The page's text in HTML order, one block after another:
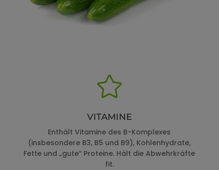

VITAMINE
Enthält Vitamine des B-Komplexes
(insbesondere B3, B5 und B9), Kohlenhydrate,
Fette und „gute“ Proteine. Hält die Abwehrkräfte
fit.